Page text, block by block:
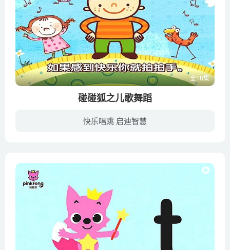
全18集
碰碰狐之儿歌舞蹈
快乐唱跳 启迪智慧